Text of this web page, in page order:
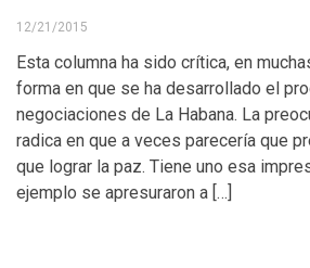
12/21/2015
Esta columna ha sido crítica, en
forma en que se ha desarrollado el
negociaciones de La Habana. La
radica en que a veces parecería que
que lograr la paz. Tiene uno esa
ejemplo se apresuraron a […]